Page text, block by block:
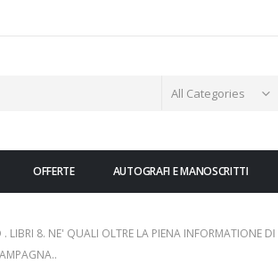
OFFERTE AUTOGRAFI E MANOSCRITTI
8. NE' QUALI OLTRE LA PIENA INFORMATIONE